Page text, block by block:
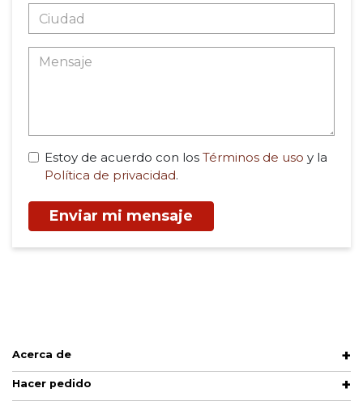
Estoy de acuerdo con los Términos de uso y la
Política de privacidad.
Enviar mi mensaje
Acerca de
Hacer pedido